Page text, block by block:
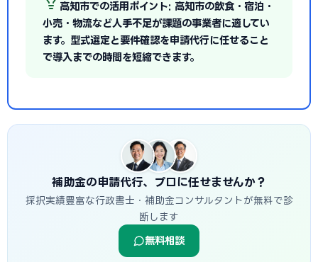
高知市での活用ポイント: 高知市の飲食・宿泊・
小売・物流など人手不足が課題の事業者に適してい
ます。型式選定と要件確認を申請代行に任せること
で導入までの時間を短縮できます。
補助金の申請代行、プロに任せませんか？
採択実績豊富な行政書士・補助金コンサルタントが無料で診
断します
無料相談